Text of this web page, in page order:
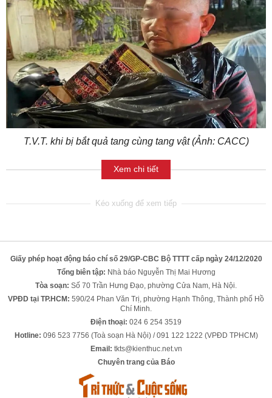
T.V.T. khi bị bắt quả tang cùng tang vật (Ảnh: CACC)
Xem chi tiết
Giấy phép hoạt động báo chí số 29/GP-CBC Bộ TTTT cấp ngày 24/12/2020
Tổng biên tập: Nhà báo Nguyễn Thị Mai Hương
Tòa soạn: Số 70 Trần Hưng Đạo, phường Cửa Nam, Hà Nội.
VPĐD tại TP.HCM: 590/24 Phan Văn Trị, phường Hạnh Thông, Thành phố Hồ
Chí Minh.
Điện thoại: 024 6 254 3519
Hotline: 096 523 7756 (Toà soạn Hà Nội) / 091 122 1222 (VPĐD TPHCM)
Email: tkts@kienthuc.net.vn
Chuyên trang của Báo